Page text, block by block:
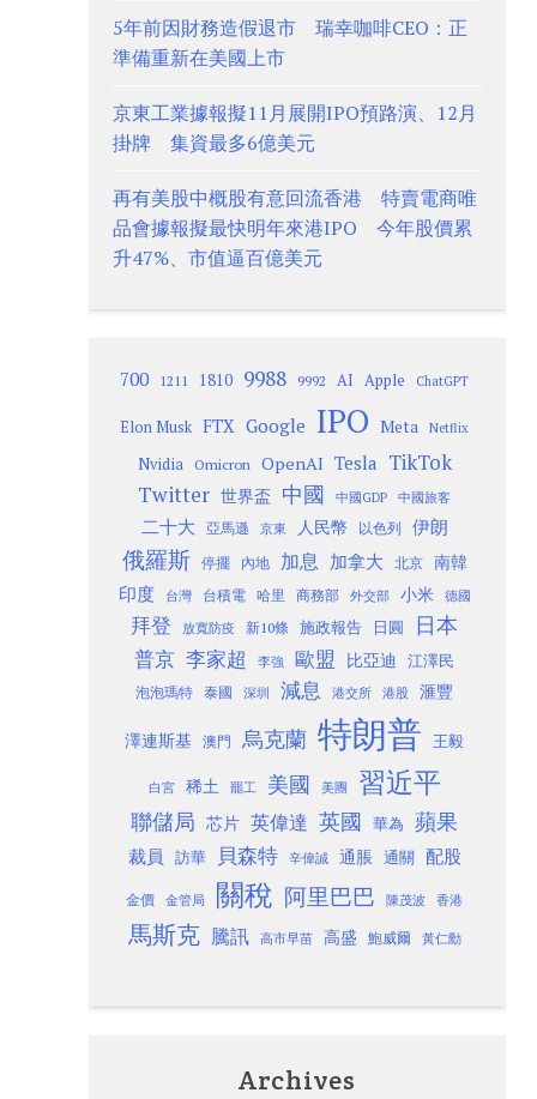
5年前因財務造假退市 瑞幸咖啡CEO：正
準備重新在美國上市
京東工業據報擬11月展開IPO預路演、12月
掛牌 集資最多6億美元
再有美股中概股有意回流香港 特賣電商唯
品會據報擬最快明年來港IPO 今年股價累
升47%、市值逼百億美元
700 1211 1810 9988 9992 AI Apple ChatGPT
Elon Musk FTX Google IPO Meta Netflix
Nvidia Omicron OpenAI Tesla TikTok
Twitter 世界盃 中國 中國GDP 中國旅客
二十大 亞馬遜 京東 人民幣 以色列 伊朗
俄羅斯 停擺 內地 加息 加拿大 北京
南韓
印度
台灣 台積電 哈里 商務部 外交部 小米 德國
拜登 放寬防疫 新10條 施政報告 日圓 日本
普京 李家超 李強 歐盟 比亞迪 江澤民
泡泡瑪特 泰國 深圳 減息 港交所 港股 滙豐
澤連斯基 澳門 烏克蘭 特朗普 王毅
白宮 稀土 罷工 美國 美團 習近平
聯儲局 芯片 英偉達 英國 華為 蘋果
裁員 訪華 貝森特 辛偉誠 通脹 通關 配股
金價 金管局 關稅 阿里巴巴 陳茂波 香港
馬斯克 騰訊 高市早苗 高盛 鮑威爾 黃仁勳
Archives